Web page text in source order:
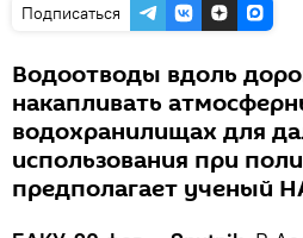
Подписаться
Водоотводы вдоль
накапливать
водохранилищах для
использования при
предполагает ученый